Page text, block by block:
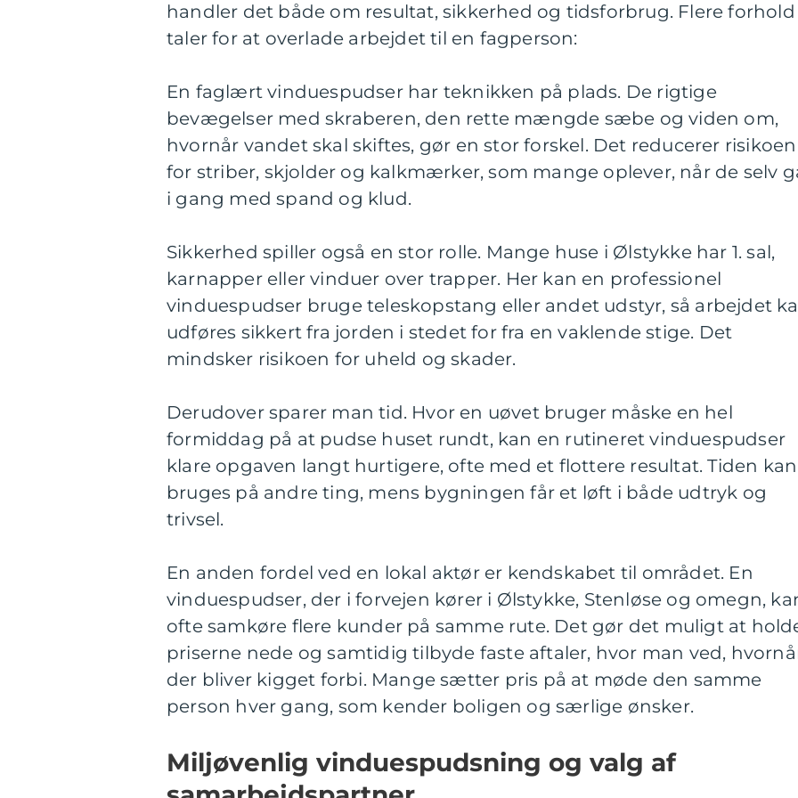
handler det både om resultat, sikkerhed og tidsforbrug. Flere forhold
taler for at overlade arbejdet til en fagperson:
En faglært vinduespudser har teknikken på plads. De rigtige
bevægelser med skraberen, den rette mængde sæbe og viden om,
hvornår vandet skal skiftes, gør en stor forskel. Det reducerer risikoen
for striber, skjolder og kalkmærker, som mange oplever, når de selv
i gang med spand og klud.
Sikkerhed spiller også en stor rolle. Mange huse i Ølstykke har 1. sal,
karnapper eller vinduer over trapper. Her kan en professionel
vinduespudser bruge teleskopstang eller andet udstyr, så arbejdet
udføres sikkert fra jorden i stedet for fra en vaklende stige. Det
mindsker risikoen for uheld og skader.
Derudover sparer man tid. Hvor en uøvet bruger måske en hel
formiddag på at pudse huset rundt, kan en rutineret vinduespudser
klare opgaven langt hurtigere, ofte med et flottere resultat. Tiden kan
bruges på andre ting, mens bygningen får et løft i både udtryk og
trivsel.
En anden fordel ved en lokal aktør er kendskabet til området. En
vinduespudser, der i forvejen kører i Ølstykke, Stenløse og omegn,
ofte samkøre flere kunder på samme rute. Det gør det muligt at
priserne nede og samtidig tilbyde faste aftaler, hvor man ved,
der bliver kigget forbi. Mange sætter pris på at møde den samme
person hver gang, som kender boligen og særlige ønsker.
Miljøvenlig vinduespudsning og valg af